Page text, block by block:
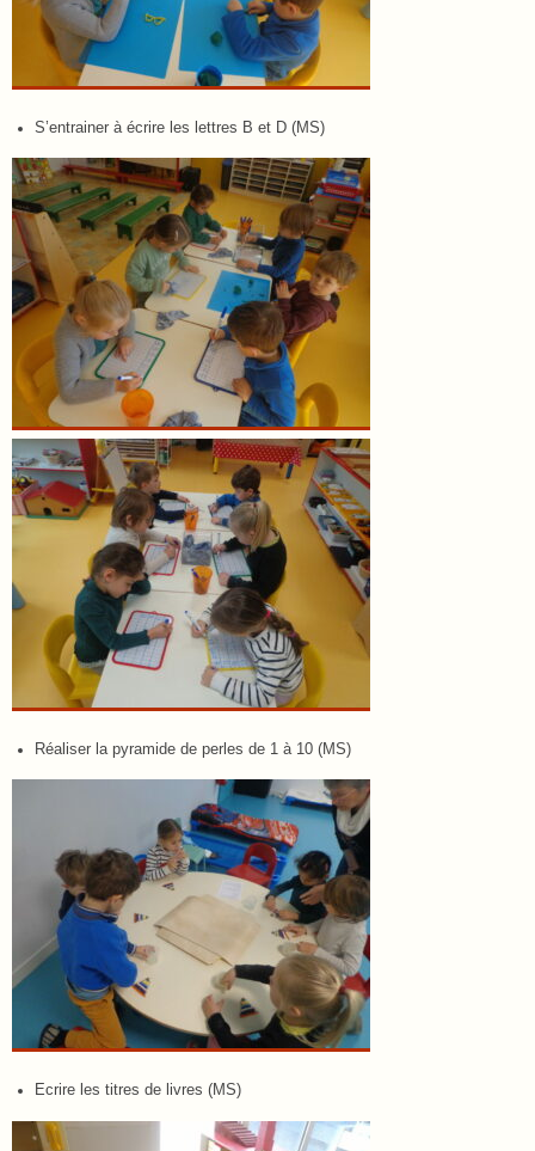
S’entrainer à écrire les lettres B et D (MS)
Réaliser la pyramide de perles de 1 à 10 (MS)
Ecrire les titres de livres (MS)